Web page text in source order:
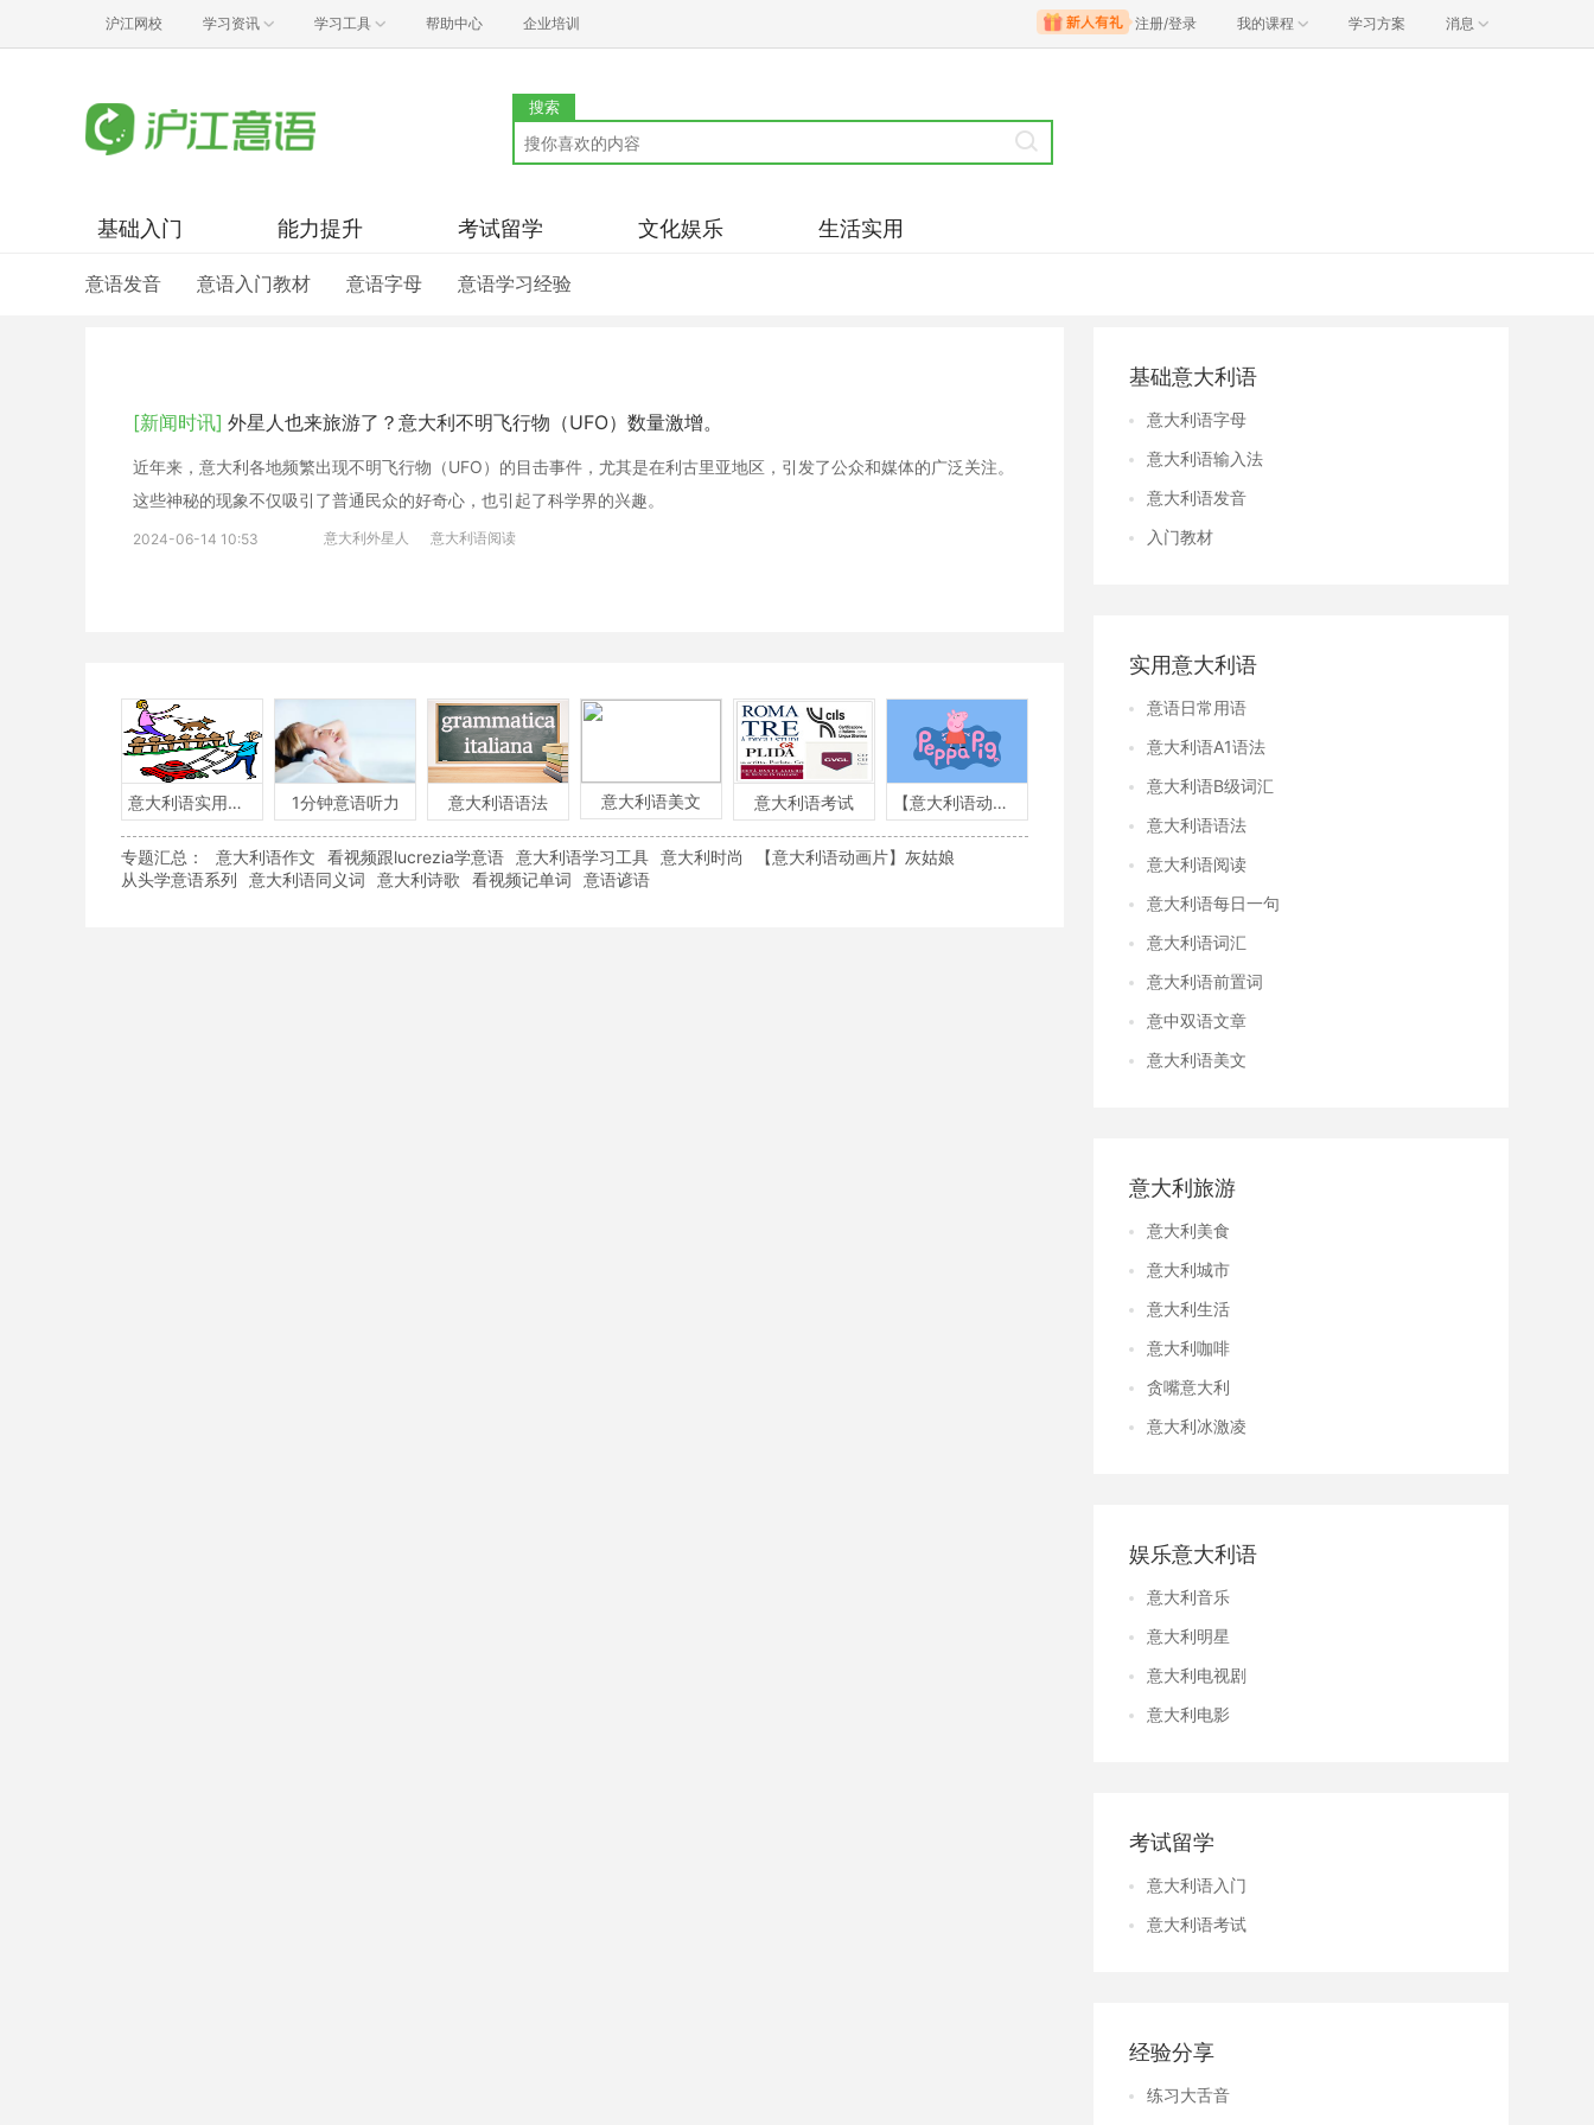
沪江网校 学习资讯 学习工具 帮助中心 企业培训 注册/登录 我的课程 学习方案 消息
搜索
基础入门 能力提升 考试留学 文化娱乐 生活实用
意语发音 意语入门教材 意语字母 意语学习经验
[新闻时讯] 外星人也来旅游了？意大利不明飞行物（UFO）数量激增。
近年来，意大利各地频繁出现不明飞行物（UFO）的目击事件，尤其是在利古里亚地区，引发了公众和媒体的广泛关注。
这些神秘的现象不仅吸引了普通民众的好奇心，也引起了科学界的兴趣。
2024-06-14 10:53 意大利外星人 意大利语阅读
意大利语实用口语 1分钟意语听力 意大利语语法 意大利语美文 意大利语考试 【意大利语动画片】粉红小猪
专题汇总： 意大利语作文 看视频跟lucrezia学意语 意大利语学习工具 意大利时尚
【意大利语动画片】灰姑娘
从头学意语系列
意大利语同义词 意大利诗歌 看视频记单词 意语谚语
基础意大利语
意大利语字母
意大利语输入法
意大利语发音
入门教材
实用意大利语
意语日常用语
意大利语A1语法
意大利语B级词汇
意大利语语法
意大利语阅读
意大利语每日一句
意大利语词汇
意大利语前置词
意中双语文章
意大利语美文
意大利旅游
意大利美食
意大利城市
意大利生活
意大利咖啡
贪嘴意大利
意大利冰激凌
娱乐意大利语
意大利音乐
意大利明星
意大利电视剧
意大利电影
考试留学
意大利语入门
意大利语考试
经验分享
练习大舌音